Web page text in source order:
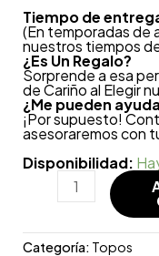
Tiempo de
(En temporadas de
nuestros tiempos
¿Es Un Regalo?
Sorprende a esa
de Cariño al Elegir
¿Me pueden
¡Por supuesto!
asesoraremos con
Disponibilidad:
Categoría: Topos